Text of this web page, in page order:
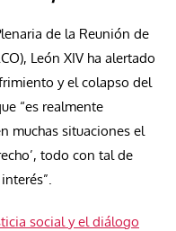
de la Reunión de
León XIV ha alertado
y el colapso del
“es realmente
muchas situaciones el
todo con tal de
social y el diálogo